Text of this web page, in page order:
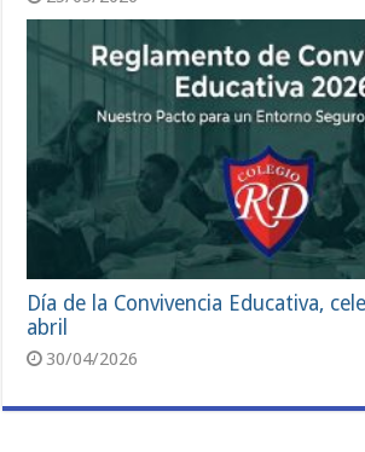
Día de la Convivencia Educativa,
abril
30/04/2026